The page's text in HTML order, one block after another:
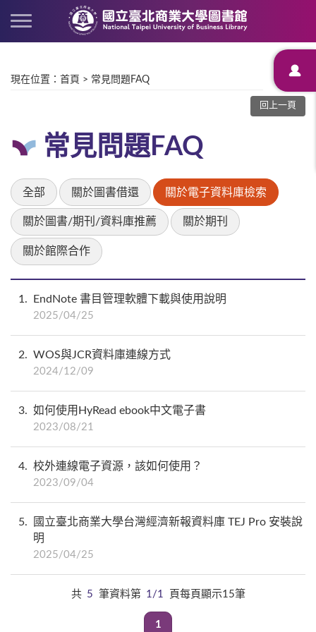
現在位置 ： 首頁 > 常見問題FAQ
回上一頁
常見問題FAQ
全部 關於圖書借還 關於電子資料庫檢索
關於圖書/期刊/資料庫推薦 關於期刊
關於館際合作
1 EndNote 書目管理軟體下載與使用說明
2025/04/25
2 WOS與JCR資料庫連線方式
2024/12/09
3 如何使用HyRead ebook中文電子書
2023/08/21
4 校外連線電子資源，該如何使用？
2023/09/04
5
國立臺北商業大學台灣經濟新報資料庫 TEJ Pro 安裝說
明
2025/04/25
共 5 筆資料第 1/1 頁每頁顯示15筆
1